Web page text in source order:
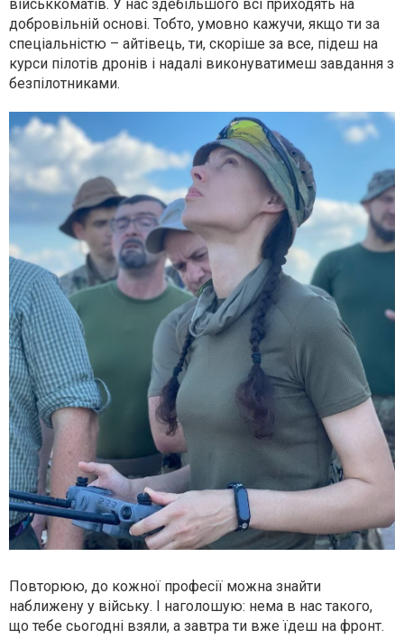
військкоматів. У нас здебільшого всі приходять на
добровільній основі. Тобто, умовно кажучи, якщо ти за
спеціальністю – айтівець, ти, скоріше за все, підеш на
курси пілотів дронів і надалі виконуватимеш завдання з
безпілотниками.
Повторюю, до кожної професії можна знайти
наближену у війську. І наголошую: нема в нас такого,
що тебе сьогодні взяли, а завтра ти вже їдеш на фронт.